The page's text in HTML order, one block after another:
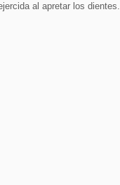
al apretar los dientes.